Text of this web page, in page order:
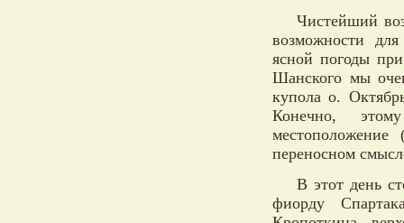
Чистейший
возможности
ясной погоды
Шанского мы
купола о.
Конечно,
переносном
В этот день
фиорду